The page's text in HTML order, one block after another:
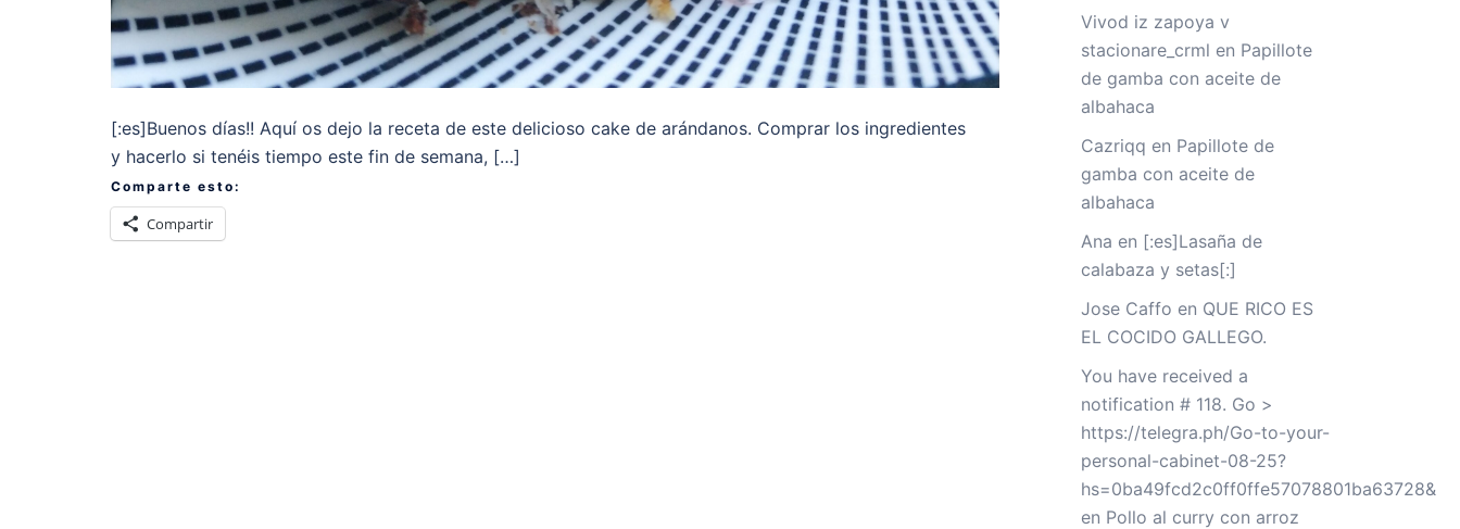
[:es]Buenos días!! Aquí os dejo la receta de este delicioso cake de arándanos. Comprar los ingredientes
y hacerlo si tenéis tiempo este fin de semana, […]
Comparte esto:
Compartir
Vivod iz zapoya v
stacionare_crml en Papillote
de gamba con aceite de
albahaca
Cazriqq en Papillote de
gamba con aceite de
albahaca
Ana en [:es]Lasaña de
calabaza y setas[:]
Jose Caffo en QUE RICO ES
EL COCIDO GALLEGO.
You have received a
notification # 118. Go >
https://telegra.ph/Go-to-your-
personal-cabinet-08-25?
hs=0ba49fcd2c0ff0ffe57078801ba63728&
en Pollo al curry con arroz